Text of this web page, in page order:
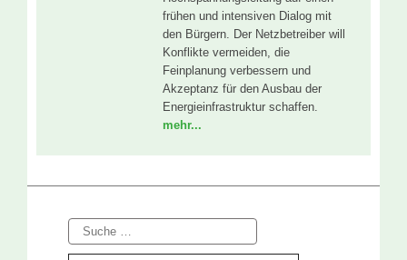
frühen und intensiven Dialog mit
den Bürgern. Der Netzbetreiber will
Konflikte vermeiden, die
Feinplanung verbessern und
Akzeptanz für den Ausbau der
Energieinfrastruktur schaffen.
mehr...
Suche